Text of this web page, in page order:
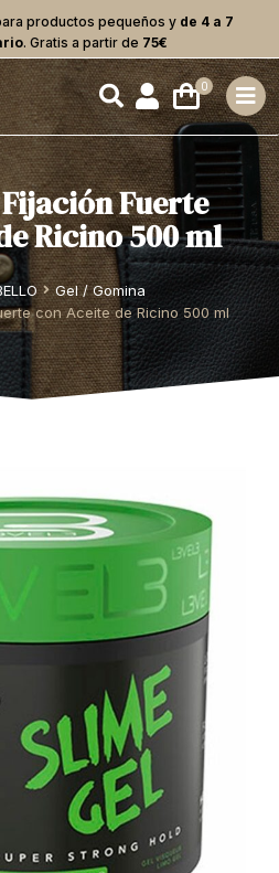
productos pequeños y de 4 a 7
. Gratis a partir de 75€
Fuerte
Ricino 500 ml
Gel / Gomina
con Aceite de Ricino 500 ml